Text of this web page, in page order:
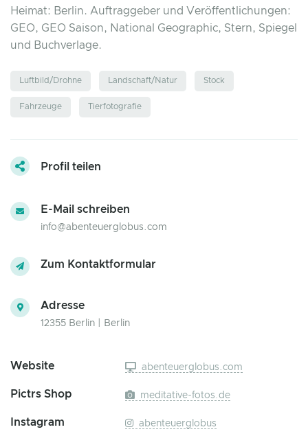
Heimat: Berlin. Auftraggeber und Veröffentlichungen:
GEO, GEO Saison, National Geographic, Stern, Spiegel
und Buchverlage.
Luftbild/Drohne Landschaft/Natur Stock
Fahrzeuge Tierfotografie
Profil teilen
E-Mail schreiben
info@abenteuerglobus.com
Zum Kontaktformular
Adresse
12355 Berlin | Berlin
Website abenteuerglobus.com
Pictrs Shop meditative-fotos.de
Instagram abenteuerglobus